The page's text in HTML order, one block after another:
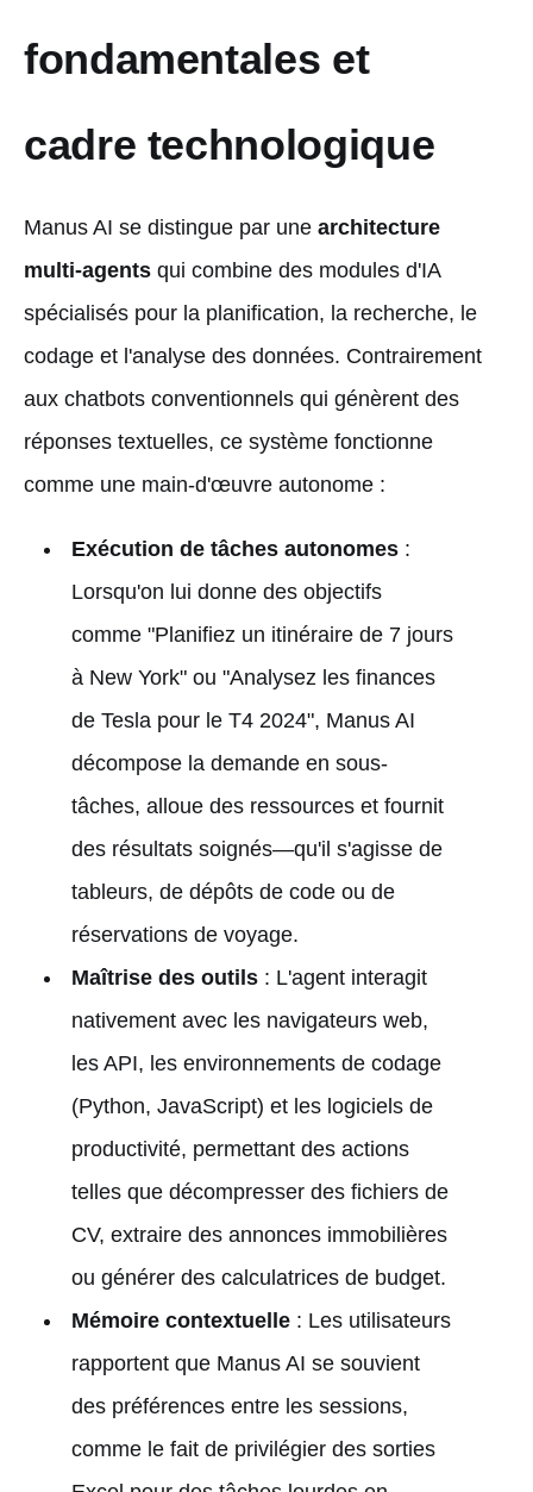
fondamentales et
cadre technologique
Manus AI se distingue par une architecture
multi-agents qui combine des modules d'IA
spécialisés pour la planification, la recherche, le
codage et l'analyse des données. Contrairement
aux chatbots conventionnels qui génèrent des
réponses textuelles, ce système fonctionne
comme une main-d'œuvre autonome :
Exécution de tâches autonomes:
Lorsqu'on lui donne des objectifs
comme "Planifiez un itinéraire de 7 jours
à New York" ou "Analysez les finances
de Tesla pour le T4 2024", Manus AI
décompose la demande en sous-
tâches, alloue des ressources et fournit
des résultats soignés—qu'il s'agisse de
tableurs, de dépôts de code ou de
réservations de voyage.
Maîtrise des outils: L'agent interagit
nativement avec les navigateurs web,
les API, les environnements de codage
(Python, JavaScript) et les logiciels de
productivité, permettant des actions
telles que décompresser des fichiers de
CV, extraire des annonces immobilières
ou générer des calculatrices de budget.
Mémoire contextuelle: Les utilisateurs
rapportent que Manus AI se souvient
des préférences entre les sessions,
comme le fait de privilégier des sorties